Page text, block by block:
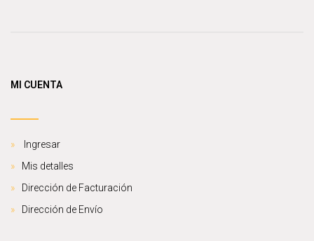
MI CUENTA
Ingresar
Mis detalles
Dirección de Facturación
Dirección de Envío